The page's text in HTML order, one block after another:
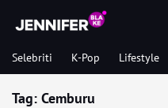
Selebriti K-Pop Lifestyle
Tag: Cemburu